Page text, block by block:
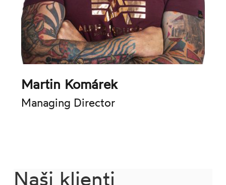
Martin Komárek
Managing Director
Naši klienti